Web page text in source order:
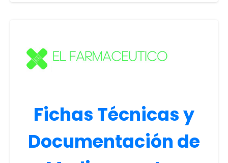
Fichas Técnicas y
Documentación de